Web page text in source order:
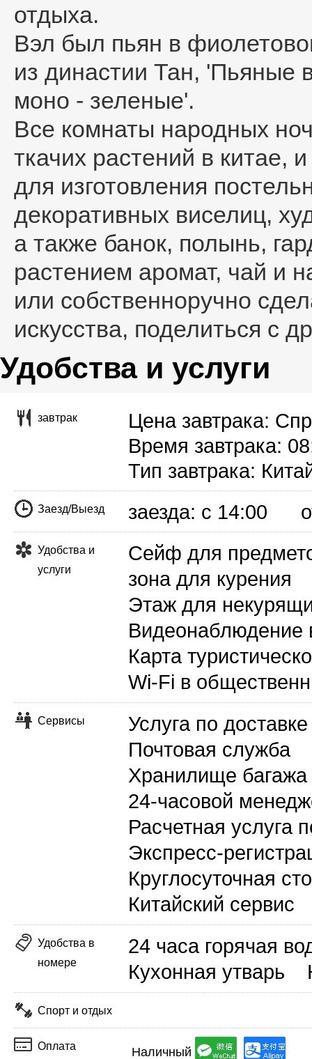
отдыха.
Вэл был пьян в
из династии Тан, 'Пьяные
моно - зеленые'.
Все комнаты народных
ткачих растений в китае,
для изготовления
декоративных виселиц,
а также банок, полынь,
растением аромат, чай и
или собственноручно
искусства, поделиться с
Удобства и услуги
завтрак
Цена завтрака:
Время завтрака:
Тип завтрака:
Заезд/Выезд заезда: с 14:00
Удобства и
услуги
Сейф для
зона для курения
Этаж для
Видеонаблюдение
Карта
Wi-Fi в
Сервисы
Услуга по
Почтовая служба
Хранилище багажа
24-часовой
Расчетная услуга
Экспресс-
Круглосуточная
Китайский сервис
Удобства в
номере
24 часа горячая
Кухонная утварь
Спорт и отдых
Оплата Наличный